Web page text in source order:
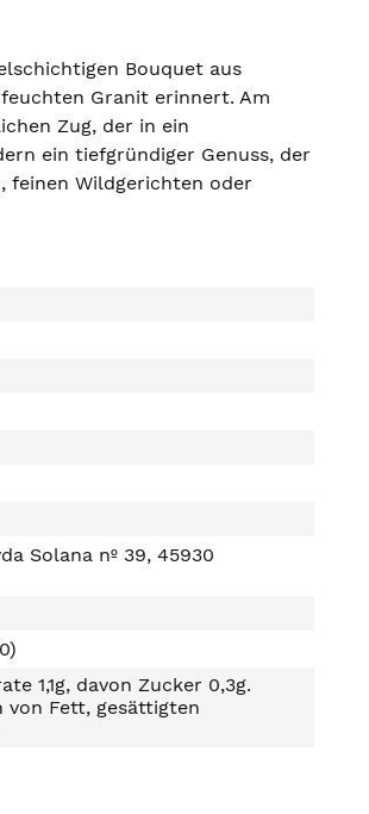
Bouquet aus
Granit erinnert. Am
Zug, der in ein
ein tiefgründiger Genuss, der
feinen Wildgerichten oder
Solana nº 39, 45930
1,1g, davon Zucker 0,3g.
von Fett, gesättigten